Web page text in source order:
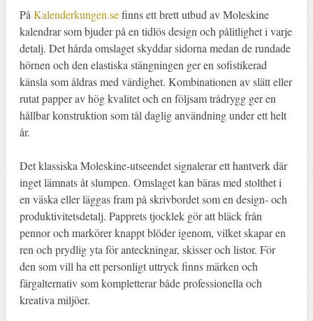
På Kalenderkungen.sefinns ett brett utbud av Moleskine
kalendrar som bjuder på en tidlös design och pålitlighet i varje
detalj. Det hårda omslaget skyddar sidorna medan de rundade
hörnen och den elastiska stängningen ger en sofistikerad
känsla som åldras med värdighet. Kombinationen av slätt eller
rutat papper av hög kvalitet och en följsam trådrygg ger en
hållbar konstruktion som tål daglig användning under ett helt
år.
Det klassiska Moleskine-utseendet signalerar ett hantverk där
inget lämnats åt slumpen. Omslaget kan bäras med stolthet i
en väska eller läggas fram på skrivbordet som en design- och
produktivitetsdetalj. Papprets tjocklek gör att bläck från
pennor och markörer knappt blöder igenom, vilket skapar en
ren och prydlig yta för anteckningar, skisser och listor. För
den som vill ha ett personligt uttryck finns märken och
färgalternativ som kompletterar både professionella och
kreativa miljöer.